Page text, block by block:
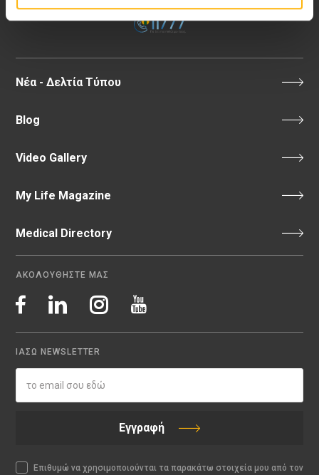
Νέα - Δελτία Τύπου
Blog
Video Gallery
My Life Magazine
Medical Directory
ΑΚΟΛΟΥΘΗΣΤΕ ΜΑΣ
ΙΑΣΩ NEWSLETTER
Εγγραφή
Επιθυμώ να χρησιμοποιούνται τα παρακάτω στοιχεία μου από τον